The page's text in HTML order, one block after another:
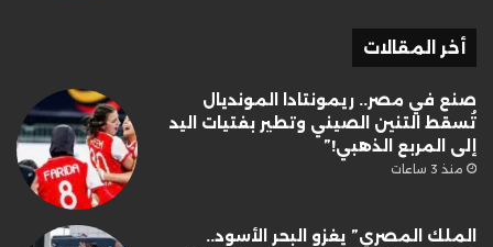
أخر المقالات
صنع في مصر.. ريمونتادا المونديال
تُسقط التنين الصيني وتطير بفتيات اليد
إلى المربع الذهبي!”
منذ 3 ساعات
الملك المصري” يغزو البحر الأسود..